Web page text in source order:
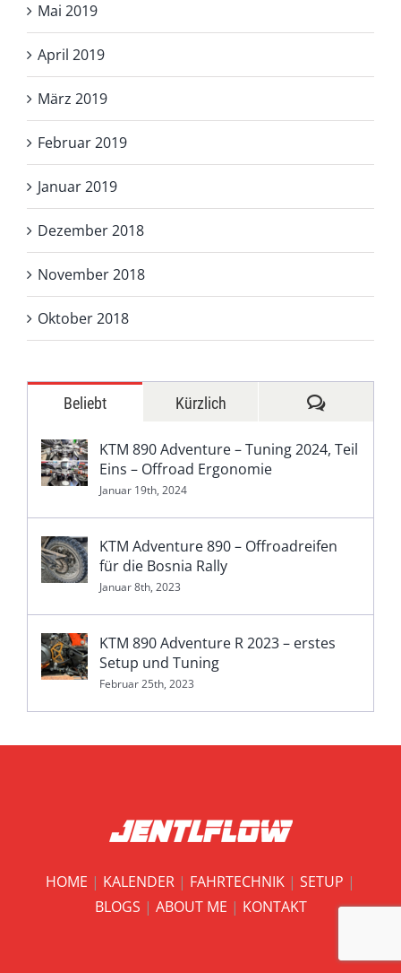
Mai 2019
April 2019
März 2019
Februar 2019
Januar 2019
Dezember 2018
November 2018
Oktober 2018
Beliebt Kürzlich
KTM 890 Adventure – Tuning 2024, Teil
Eins – Offroad Ergonomie
Januar 19th, 2024
KTM Adventure 890 – Offroadreifen
für die Bosnia Rally
Januar 8th, 2023
KTM 890 Adventure R 2023 – erstes
Setup und Tuning
Februar 25th, 2023
HOME | KALENDER | FAHRTECHNIK | SETUP |
BLOGS | ABOUT ME | KONTAKT